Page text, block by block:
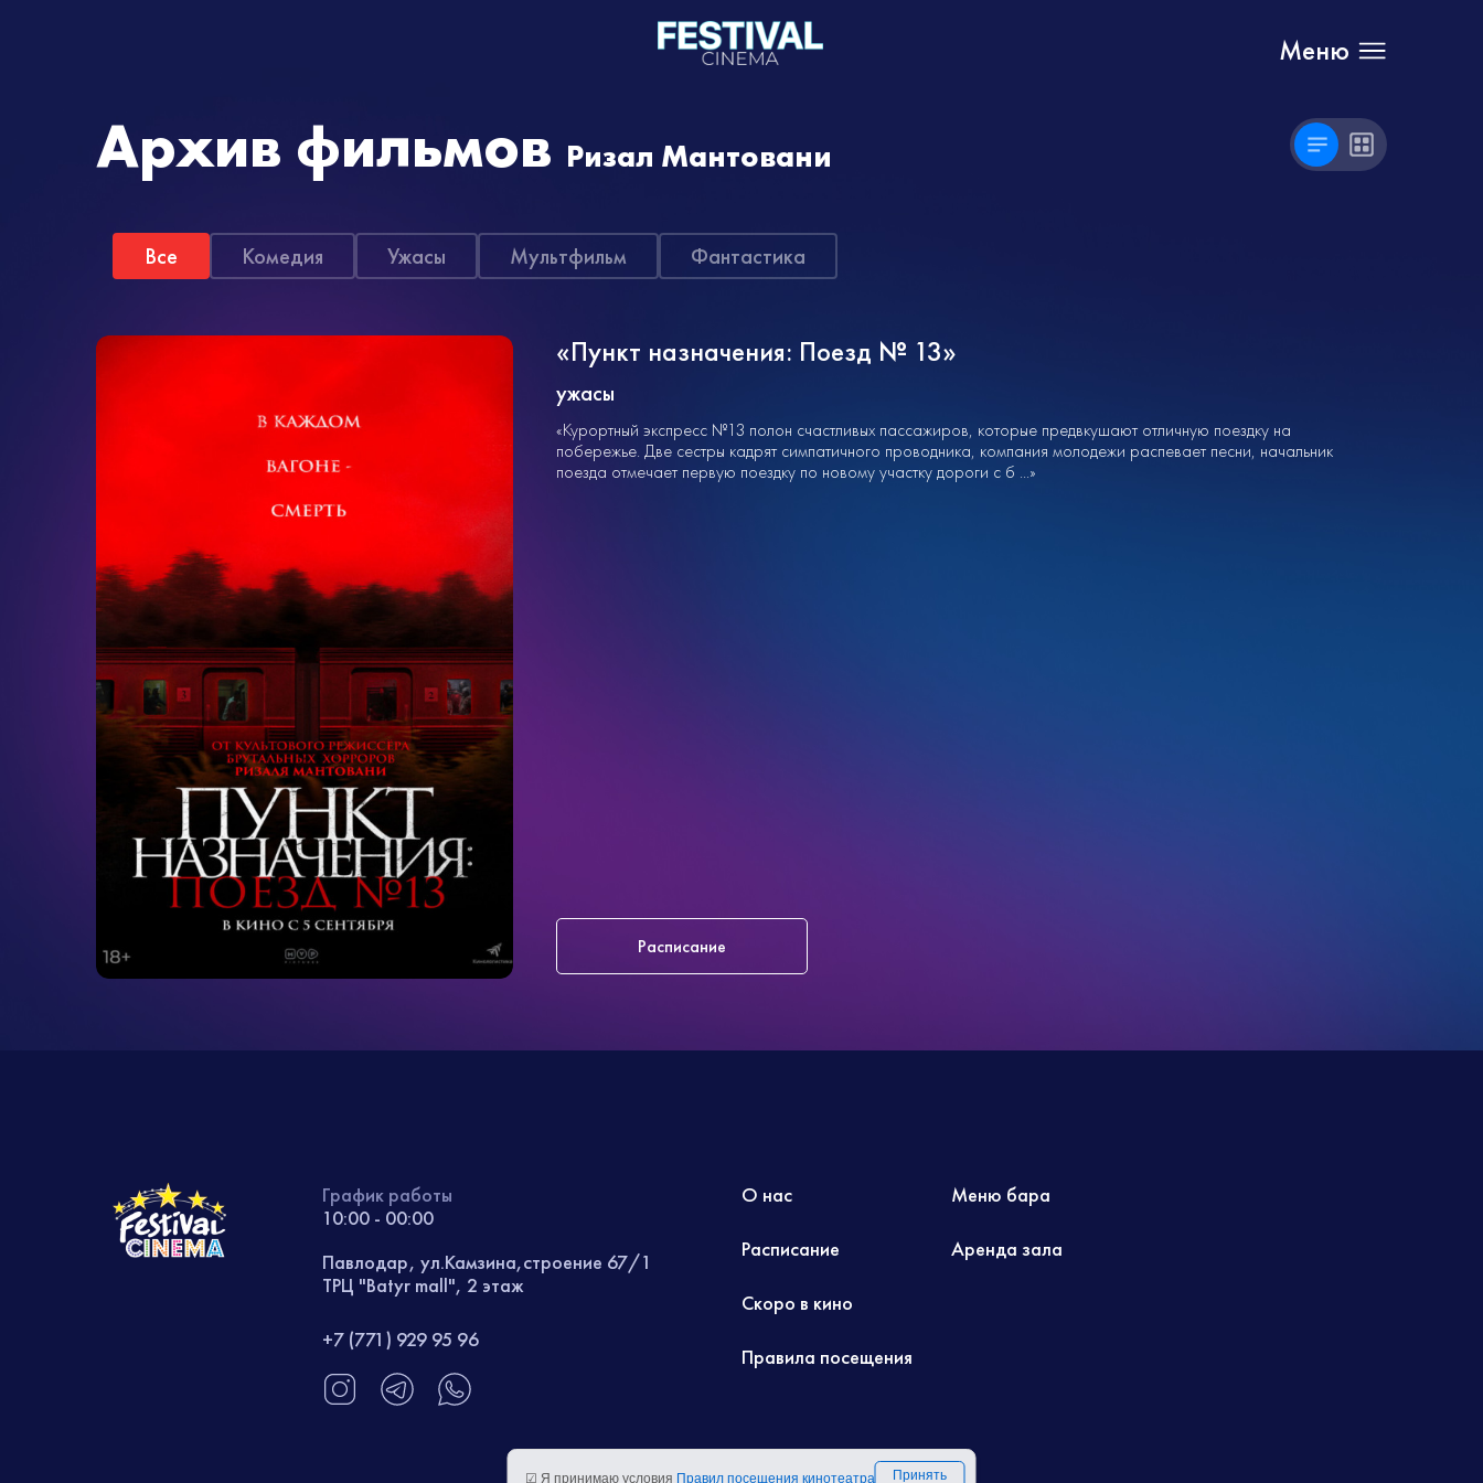
Меню
Архив фильмов Ризал Мантовани
Все Комедия Ужасы Мультфильм Фантастика
ужасы
1ч. 43мин.
18+
«Пункт назначения: Поезд № 13»
ужасы
«Курортный экспресс №13 полон счастливых пассажиров, которые предвкушают отличную поездку на
побережье. Две сестры кадрят симпатичного проводника, компания молодежи распевает песни, начальник
поезда отмечает первую поездку по новому участку дороги с б ...»
Расписание
График работы
10:00 - 00:00
Павлодар, ул.Камзина,строение 67/1
ТРЦ "Batyr mall", 2 этаж
+7 (771) 929 95 96
О нас
Расписание
Скоро в кино
Правила посещения
Меню бара
Аренда зала
☑ Я принимаю условия Правил посещения кинотеатра Принять